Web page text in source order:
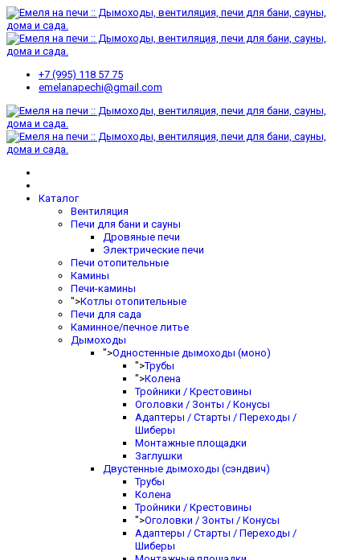
+7 (995) 118 57 75
emelanapechi@gmail.com
Каталог
Вентиляция
Печи для бани и сауны
Дровяные печи
Электрические печи
Печи отопительные
Камины
Печи-камины
">Котлы отопительные
Печи для сада
Каминное/печное литье
Дымоходы
">Одностенные дымоходы (моно)
">Трубы
">Колена
Тройники / Крестовины
Оголовки / Зонты / Конусы
Адаптеры / Старты / Переходы /
Шиберы
Монтажные площадки
Заглушки
Двустенные дымоходы (сэндвич)
Трубы
Колена
Тройники / Крестовины
">Оголовки / Зонты / Конусы
Адаптеры / Старты / Переходы /
Шиберы